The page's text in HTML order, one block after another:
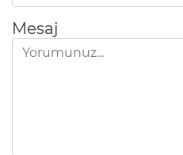
Mesaj